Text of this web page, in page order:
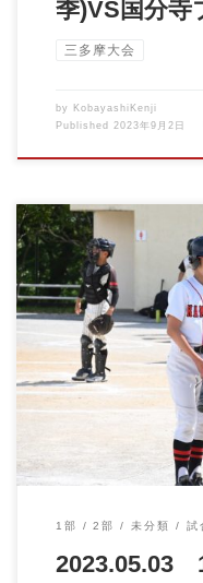
季)VS国分寺
三多摩大会
by KobayashiKenji
Published
2023年9月2日
2023.05.03 1部三多摩
1部 2部 未分類 試
2023.05.03